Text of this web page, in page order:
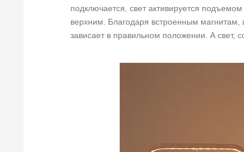
подключается, свет активируется
верхним. Благодаря встроенным магнитам,
зависает в правильном положении. А свет,